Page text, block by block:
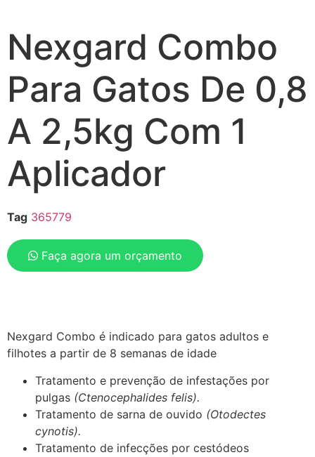
Nexgard Combo
Para Gatos De 0,8
A 2,5kg Com 1
Aplicador
Tag 365779
Faça agora um orçamento
Nexgard Combo é indicado para gatos adultos e
filhotes a partir de 8 semanas de idade
Tratamento e prevenção de infestações por
pulgas (Ctenocephalides felis).
Tratamento de sarna de ouvido (Otodectes
cynotis).
Tratamento de infecções por cestódeos